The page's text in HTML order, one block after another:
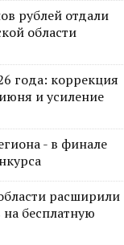
рублей отдали
области
года: коррекция
и усиление
- в финале
расширили
бесплатную